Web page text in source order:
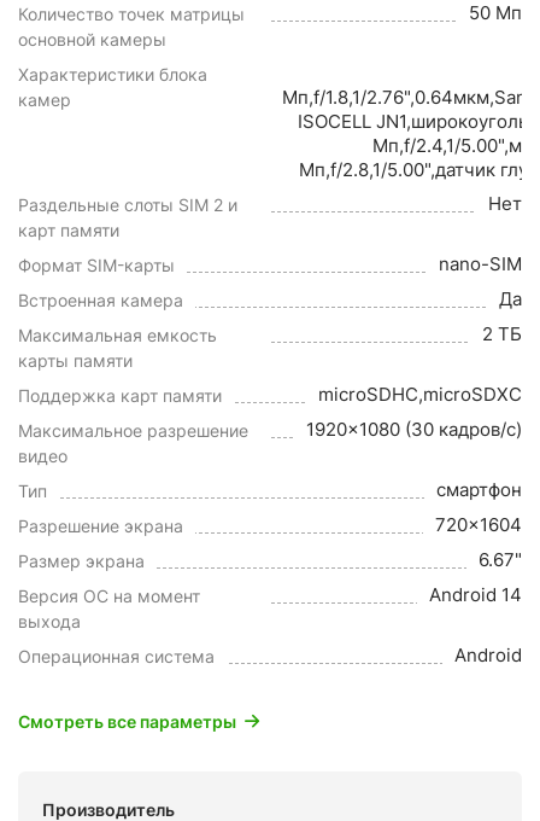
Количество точек матрицы
основной камеры
50 Мп
Характеристики блока
камер
Мп,f/1.8,1/
ISOCELL
Мп,f/2.4,1/
Мп,f/2.8,1/5.00",датчик
Раздельные слоты SIM 2 и
карт памяти
Нет
Формат SIM-карты nano-SIM
Встроенная камера Да
Максимальная емкость
карты памяти
2 ТБ
Поддержка карт памяти microSDHC,microSDXC
Максимальное разрешение
видео
1920x1080 (30 кадров/с)
Тип смартфон
Разрешение экрана 720x1604
Размер экрана 6.67"
Версия ОС на момент
выхода
Android 14
Операционная система Android
Смотреть все параметры
Производитель